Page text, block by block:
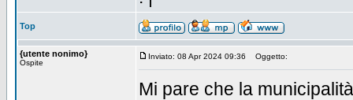
Top
{utente nonimo}
Ospite
Inviato: 08 Apr 2024 09:36 Oggetto:
Mi pare che la